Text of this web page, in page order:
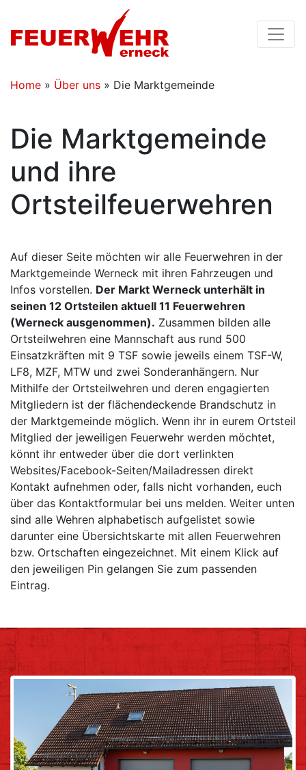
Home » Über uns » Die Marktgemeinde
Die Marktgemeinde
und ihre
Ortsteilfeuerwehren
Auf dieser Seite möchten wir alle Feuerwehren in der
Marktgemeinde Werneck mit ihren Fahrzeugen und
Infos vorstellen. Der Markt Werneck unterhält in
seinen 12 Ortsteilen aktuell 11 Feuerwehren
(Werneck ausgenommen). Zusammen bilden alle
Ortsteilwehren eine Mannschaft aus rund 500
Einsatzkräften mit 9 TSF sowie jeweils einem TSF-W,
LF8, MZF, MTW und zwei Sonderanhängern. Nur
Mithilfe der Ortsteilwehren und deren engagierten
Mitgliedern ist der flächendeckende Brandschutz in
der Marktgemeinde möglich. Wenn ihr in eurem Ortsteil
Mitglied der jeweiligen Feuerwehr werden möchtet,
könnt ihr entweder über die dort verlinkten
Websites/Facebook-Seiten/Mailadressen direkt
Kontakt aufnehmen oder, falls nicht vorhanden, euch
über das Kontaktformular bei uns melden. Weiter unten
sind alle Wehren alphabetisch aufgelistet sowie
darunter eine Übersichtskarte mit allen Feuerwehren
bzw. Ortschaften eingezeichnet. Mit einem Klick auf
den jeweiligen Pin gelangen Sie zum passenden
Eintrag.